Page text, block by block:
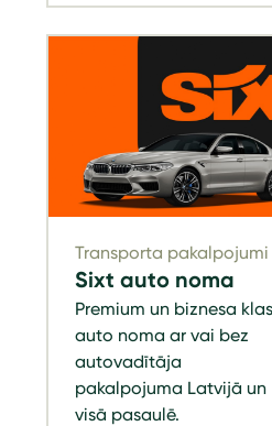
Transporta pakalpojumi
Sixt auto noma
Premium un biznesa
auto noma ar vai bez
autovadītāja
pakalpojuma Latvijā un
visā pasaulē.